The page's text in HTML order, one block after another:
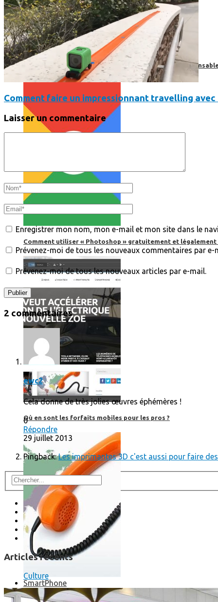
Print’Minute
Print'Minute
Pourquoi les outils de Google sont-ils devenus
Comment utiliser « Photoshop » gratuitement et légalement
Où en sont les forfaits mobiles pour les pros ?
SmartPhone
Comment faire un impressionnant travelling
Laisser un commentaire
Enregistrer mon nom, mon e-mail et mon site dans le
Prévenez-moi de tous les nouveaux commentaires par e-
Prévenez-moi de tous les nouveaux articles par e-mail.
2 commentaires
ewc2
Cela donne de très jolies œuvres éphémères !
0
Répondre
29 juillet 2013
Pingback:Les imprimantes 3D c'est aussi pour faire
Articles récents
Culture